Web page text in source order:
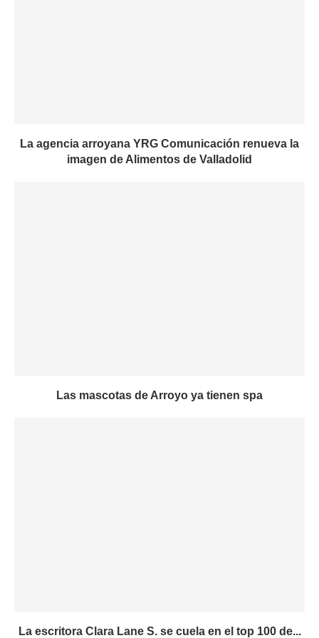
La agencia arroyana YRG Comunicación renueva la
imagen de Alimentos de Valladolid
Las mascotas de Arroyo ya tienen spa
La escritora Clara Lane S. se cuela en el top 100 de...